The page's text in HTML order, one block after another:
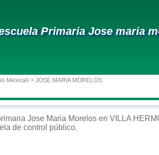
Primaria Jose maria
Mexicali > JOSE MARIA MORELOS
Jose Maria Morelos en VILLA
de control público.